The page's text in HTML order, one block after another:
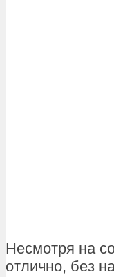
Несмотря на
отлично, без